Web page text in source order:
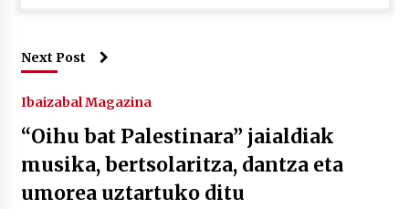
Next Post
Ibaizabal Magazina
“Oihu bat Palestinara” jaialdiak
musika, bertsolaritza, dantza eta
umorea uztartuko ditu